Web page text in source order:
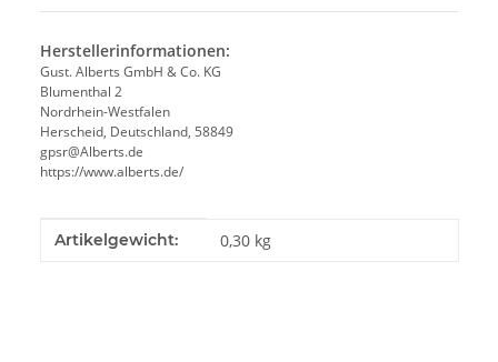
Herstellerinformationen:
Gust. Alberts GmbH & Co. KG
Blumenthal 2
Nordrhein-Westfalen
Herscheid, Deutschland, 58849
gpsr@Alberts.de
https://www.alberts.de/
Produkteigenschaft
Wert
Artikelgewicht: 0,30 kg